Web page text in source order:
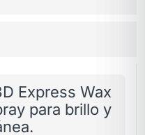
Express Wax
para brillo y